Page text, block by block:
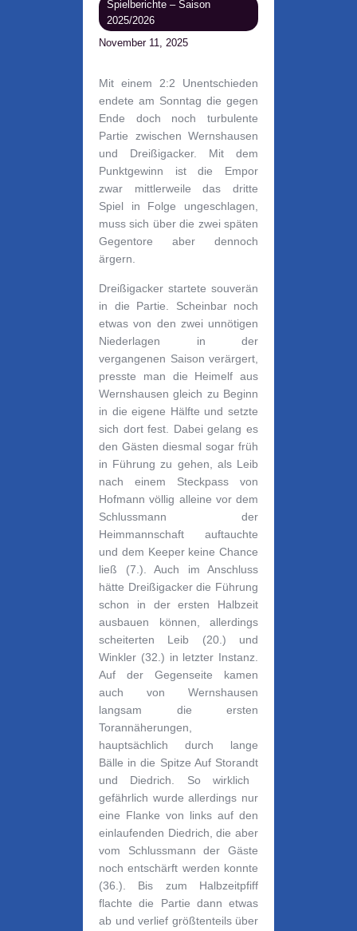
Spielberichte – Saison
2025/2026
November 11, 2025
Mit einem 2:2 Unentschieden
endete am Sonntag die gegen
Ende doch noch turbulente
Partie zwischen Wernshausen
und Dreißigacker. Mit dem
Punktgewinn ist die Empor
zwar mittlerweile das dritte
Spiel in Folge ungeschlagen,
muss sich über die zwei späten
Gegentore aber dennoch
ärgern.
Dreißigacker startete souverän
in die Partie. Scheinbar noch
etwas von den zwei unnötigen
Niederlagen in der
vergangenen Saison verärgert,
presste man die Heimelf aus
Wernshausen gleich zu Beginn
in die eigene Hälfte und setzte
sich dort fest. Dabei gelang es
den Gästen diesmal sogar früh
in Führung zu gehen, als Leib
nach einem Steckpass von
Hofmann völlig alleine vor dem
Schlussmann der
Heimmannschaft auftauchte
und dem Keeper keine Chance
ließ (7.). Auch im Anschluss
hätte Dreißigacker die Führung
schon in der ersten Halbzeit
ausbauen können, allerdings
scheiterten Leib (20.) und
Winkler (32.) in letzter Instanz.
Auf der Gegenseite kamen
auch von Wernshausen
langsam die ersten
Torannäherungen
hauptsächlich durch lange
Bälle in die Spitze Auf Storandt
und Diedrich. So wirklich
gefährlich wurde allerdings nur
eine Flanke von links auf den
einlaufenden Diedrich, die aber
vom Schlussmann der Gäste
noch entschärft werden konnte
(36.). Bis zum Halbzeitpfiff
flachte die Partie dann etwas
ab und verlief größtenteils über